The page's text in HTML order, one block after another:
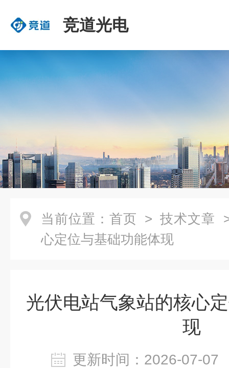
竞道光电
当前位置： 首页 > 技术文章
心定位与基础功能体现
光伏电站气象站的核心
现
更新时间：2026-07-